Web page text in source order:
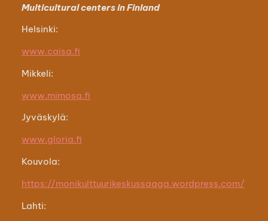
Multicultural centers in Finland
Helsinki:
www.caisa.fi
Mikkeli:
www.mimosa.fi
Jyväskylä:
www.gloria.fi
Kouvola:
https://monikulttuurikeskussaaga.wordpress.com/
Lahti: